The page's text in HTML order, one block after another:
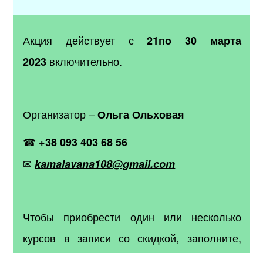
Акция действует с21по 30 марта
2023 включительно.
Организатор –Ольга Ольховая
☎ +38 093 403 68 56
✉kamalavana108@gmail.com
Чтобы приобрести один или несколько
курсов в записи со скидкой, заполните,